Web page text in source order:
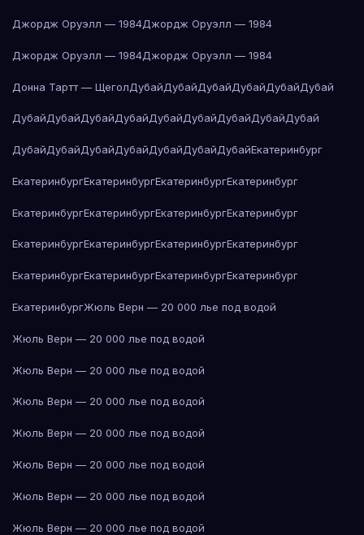
Джордж Оруэлл — 1984Джордж Оруэлл — 1984
Джордж Оруэлл — 1984Джордж Оруэлл — 1984
Донна Тартт — ЩеголДубайДубайДубайДубайДубайДубай
ДубайДубайДубайДубайДубайДубайДубайДубайДубай
ДубайДубайДубайДубайДубайДубайДубайЕкатеринбург
ЕкатеринбургЕкатеринбургЕкатеринбургЕкатеринбург
ЕкатеринбургЕкатеринбургЕкатеринбургЕкатеринбург
ЕкатеринбургЕкатеринбургЕкатеринбургЕкатеринбург
ЕкатеринбургЕкатеринбургЕкатеринбургЕкатеринбург
ЕкатеринбургЖюль Верн — 20 000 лье под водой
Жюль Верн — 20 000 лье под водой
Жюль Верн — 20 000 лье под водой
Жюль Верн — 20 000 лье под водой
Жюль Верн — 20 000 лье под водой
Жюль Верн — 20 000 лье под водой
Жюль Верн — 20 000 лье под водой
Жюль Верн — 20 000 лье под водой